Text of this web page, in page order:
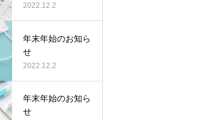
2022.12.2
年末年始のお知ら
せ
2022.12.2
年末年始のお知ら
せ